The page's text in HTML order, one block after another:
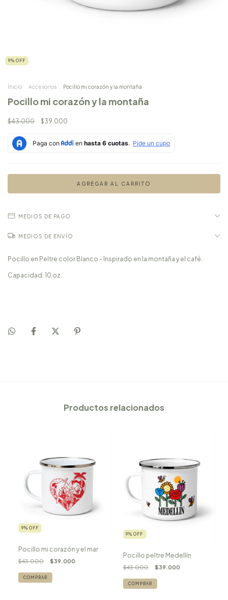
9% OFF
Inicio Accesorios Pocillo mi corazón y la montaña
Pocillo mi corazón y la montaña
$43.000 $39.000
MEDIOS DE PAGO
MEDIOS DE ENVÍO
Pocillo en Peltre color Blanco - Inspirado en la montaña y el café.
Capacidad: 10 oz.
Productos relacionados
9% OFF
Pocillo mi corazón y el mar
$43.000 $39.000
9%OFF
Pocillo peltre Medellín
$43.000 $39.000